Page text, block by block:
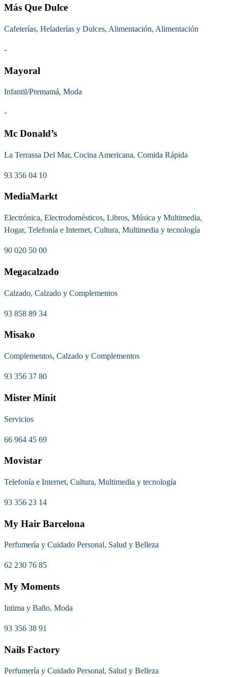
Más Que Dulce
Cafeterías, Heladerías y Dulces, Alimentación, Alimentación
-
Mayoral
Infantil/Premamá, Moda
-
Mc Donald’s
La Terrassa Del Mar, Cocina Americana, Comida Rápida
93 356 04 10
MediaMarkt
Electrónica, Electrodomésticos, Libros, Música y Multimedia,
Hogar, Telefonía e Internet, Cultura, Multimedia y tecnología
90 020 50 00
Megacalzado
Calzado, Calzado y Complementos
93 858 89 34
Misako
Complementos, Calzado y Complementos
93 356 37 80
Mister Minit
Servicios
66 964 45 69
Movistar
Telefonía e Internet, Cultura, Multimedia y tecnología
93 356 23 14
My Hair Barcelona
Perfumería y Cuidado Personal, Salud y Belleza
62 230 76 85
My Moments
Intima y Baño, Moda
93 356 38 91
Nails Factory
Perfumería y Cuidado Personal, Salud y Belleza